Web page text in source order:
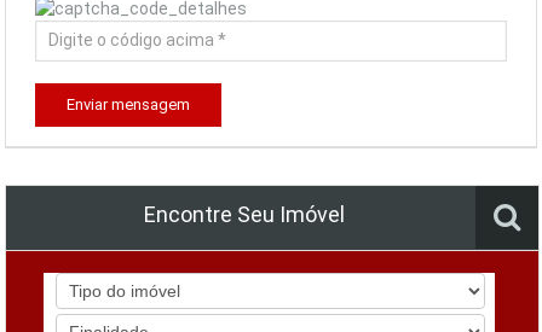
Enviar mensagem
Encontre Seu Imóvel